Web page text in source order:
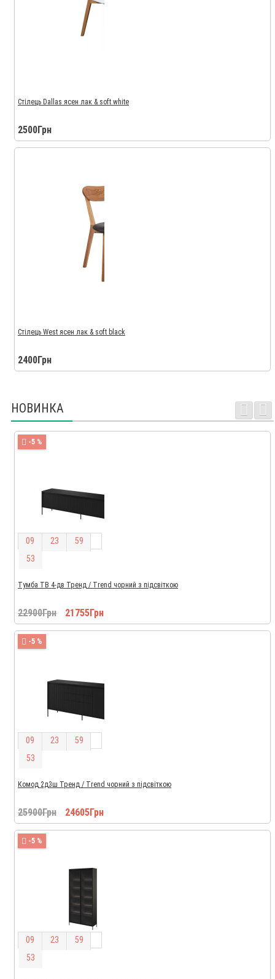
Стілець Dallas ясен лак & soft white
2500Грн
Стілець West ясен лак & soft black
2400Грн
НОВИНКА
-5 %
09 23 59
52
Тумба ТВ 4-дв Тренд / Trend чорний з підсвіткою
22900Грн 21755Грн
-5 %
09 23 59
52
Комод 2д3ш Тренд / Trend чорний з підсвіткою
25900Грн 24605Грн
-5 %
09 23 59
52